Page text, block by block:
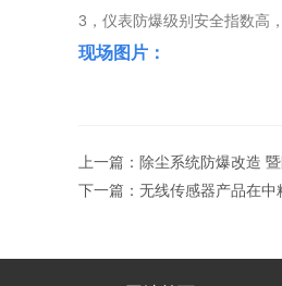
3，仪表防爆级别安全指数高
现场图片：
上一篇： 除尘系统防爆改造
下一篇： 无线传感器产品在中